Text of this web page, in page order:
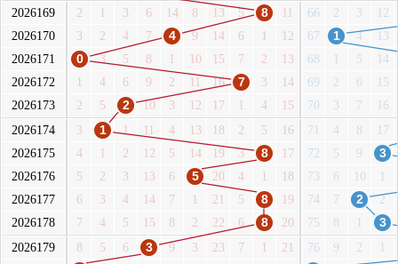
2026169
2 1 3 6 14 8 13 5 8 11 66 2 3
12
2026170
3 2 4 7 4 9 14 6 1 12 67 1 4
13
2026171
0 3 5 8 1 10 15 7 2 13 68 1 5
14
2026172
1 4 6 9 2 11 16 7 3 14 69 2 6
15
2026173
2 5 2 10 3 12 17 1 4 15 70 3 7
16
2026174
3 1 1 11 4 13 18 2 5 16 71 4 8
17
2026175
4 1 2 12 5 14 19 3 8 17 72 5 9
3
2026176
5 2 3 13 6 5 20 4 1 18 73 6 10
1
2026177
6 3 4 14 7 1 21 5 8 19 74 7 2
2
2026178
7 4 5 15 8 2 22 6 8 20 75 8 1
3
2026179
8 5 6 3 9 3 23 7 1 21 76 9 2
1